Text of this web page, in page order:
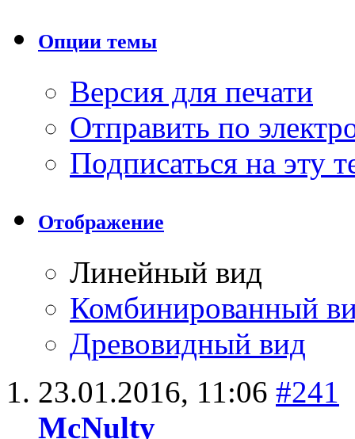
Опции темы
Версия для печати
Отправить по
Подписаться на эту
Отображение
Линейный вид
Комбинированный
Древовидный вид
23.01.2016, 11:06 #241
McNulty